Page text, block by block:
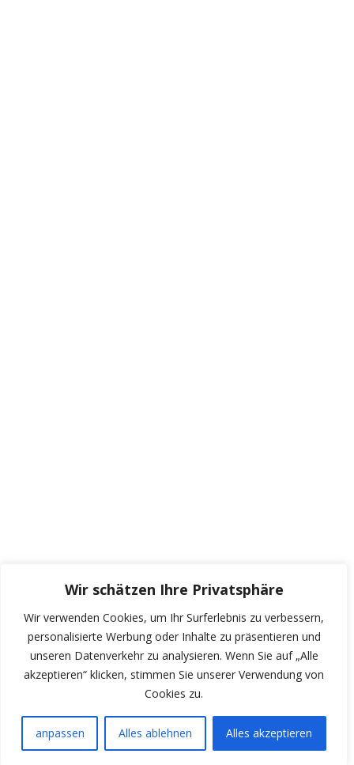
Wir schätzen Ihre Privatsphäre
Wir verwenden Cookies, um Ihr Surferlebnis zu verbessern,
personalisierte Werbung oder Inhalte zu präsentieren und
unseren Datenverkehr zu analysieren. Wenn Sie auf „Alle
akzeptieren“ klicken, stimmen Sie unserer Verwendung von
Cookies zu.
anpassen Alles ablehnen Alles akzeptieren